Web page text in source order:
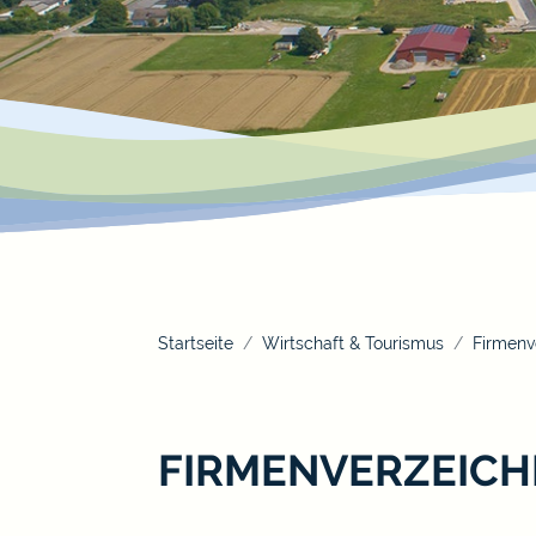
Startseite Wirtschaft & Tourismus